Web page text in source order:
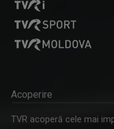
Acoperire
TVR acoperă cele mai